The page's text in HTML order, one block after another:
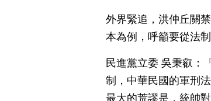
外界緊追，洪仲丘關
本為例，呼籲要從法
民進黨立委 吳秉叡：
制，中華民國的軍刑
最大的荒謬是，統帥